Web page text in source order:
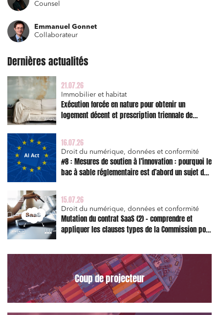
Counsel
Emmanuel Gonnet
Collaborateur
Dernières actualités
21.07.26
Immobilier et habitat
Exécution forcée en nature pour obtenir un
logement décent et prescription triennale de
16.07.26
Droit du numérique, données et conformité
#8 : Mesures de soutien à l’innovation : pourquoi le
bac à sable réglementaire est d’abord un sujet de
15.07.26
Droit du numérique, données et conformité
Mutation du contrat SaaS (2) – comprendre et
appliquer les clauses types de la Commission pour
Coup de projecteur